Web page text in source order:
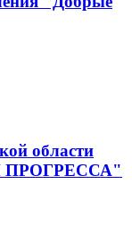
области
ПРОГРЕССА"